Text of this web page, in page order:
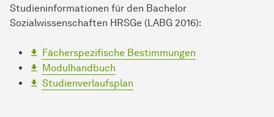
Studieninformationen für den Bachelor
Sozialwissenschaften HRSGe (LABG 2016):
Fächerspezifische Bestimmungen
Modulhandbuch
Studienverlaufsplan